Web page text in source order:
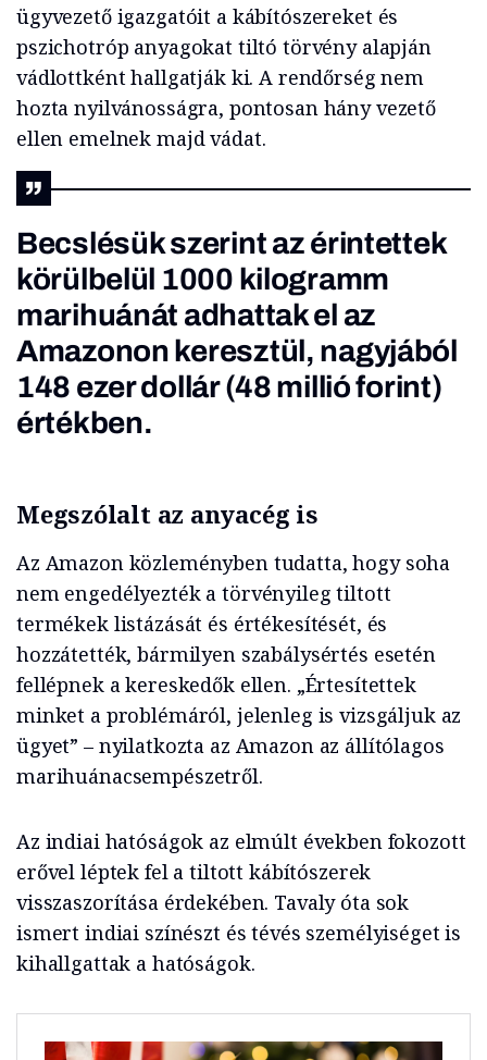
ügyvezető igazgatóit a kábítószereket és
pszichotróp anyagokat tiltó törvény alapján
vádlottként hallgatják ki. A rendőrség nem
hozta nyilvánosságra, pontosan hány vezető
ellen emelnek majd vádat.
Becslésük szerint az érintettek
körülbelül 1000 kilogramm
marihuánát adhattak el az
Amazonon keresztül, nagyjából
148 ezer dollár (48 millió forint)
értékben.
Megszólalt az anyacég is
Az Amazon közleményben tudatta, hogy soha
nem engedélyezték a törvényileg tiltott
termékek listázását és értékesítését, és
hozzátették, bármilyen szabálysértés esetén
fellépnek a kereskedők ellen. „Értesítettek
minket a problémáról, jelenleg is vizsgáljuk az
ügyet” – nyilatkozta az Amazon az állítólagos
marihuánacsempészetről.
Az indiai hatóságok az elmúlt években fokozott
erővel léptek fel a tiltott kábítószerek
visszaszorítása érdekében. Tavaly óta sok
ismert indiai színészt és tévés személyiséget is
kihallgattak a hatóságok.